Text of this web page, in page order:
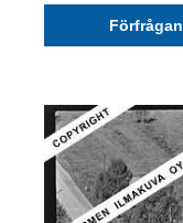
Förfrågan